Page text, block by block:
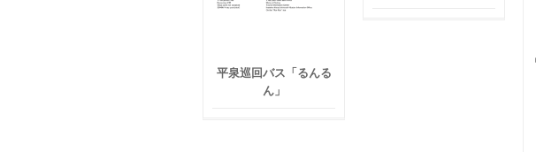
平泉巡回バス「るんる
ん」